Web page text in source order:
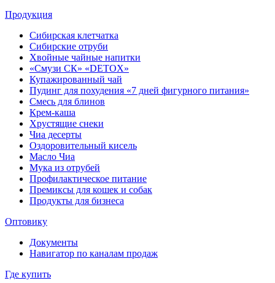
Продукция
Сибирская клетчатка
Сибирские отруби
Хвойные чайные напитки
«Смузи СК» «DETOX»
Купажированный чай
Пудинг для похудения «7 дней фигурного питания»
Смесь для блинов
Крем-каша
Хрустящие снеки
Чиа десерты
Оздоровительный кисель
Масло Чиа
Мука из отрубей
Профилактическое питание
Премиксы для кошек и собак
Продукты для бизнеса
Оптовику
Документы
Навигатор по каналам продаж
Где купить